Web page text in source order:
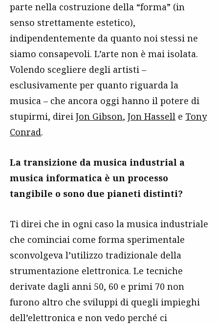
parte nella costruzione della “forma” (in
senso strettamente estetico),
indipendentemente da quanto noi stessi ne
siamo consapevoli. L’arte non è mai isolata.
Volendo scegliere degli artisti –
esclusivamente per quanto riguarda la
musica – che ancora oggi hanno il potere di
stupirmi, direi Jon Gibson, Jon Hassell e Tony
Conrad.
La transizione da musica industrial a
musica informatica è un processo
tangibile o sono due pianeti distinti?
Ti direi che in ogni caso la musica industriale
che cominciai come forma sperimentale
sconvolgeva l’utilizzo tradizionale della
strumentazione elettronica. Le tecniche
derivate dagli anni 50, 60 e primi 70 non
furono altro che sviluppi di quegli impieghi
dell’elettronica e non vedo perché ci